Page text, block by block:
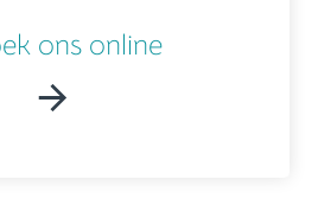
ons online